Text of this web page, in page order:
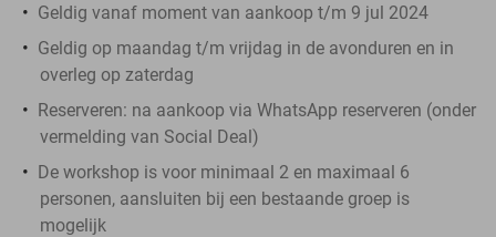
Geldig vanaf moment van aankoop t/m 9 jul 2024
Geldig op maandag t/m vrijdag in de avonduren en in
overleg op zaterdag
Reserveren: na aankoop via WhatsApp reserveren (onder
vermelding van Social Deal)
De workshop is voor minimaal 2 en maximaal 6
personen, aansluiten bij een bestaande groep is
mogelijk